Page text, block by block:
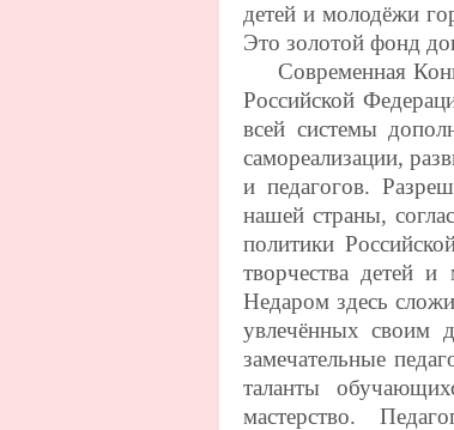
детей и молодёжи
Это золотой фонд
Современная
Российской
всей системы
самореализации,
и педагогов.
нашей страны,
политики
творчества детей
Недаром здесь
увлечённых своим
замечательные
таланты
мастерство.